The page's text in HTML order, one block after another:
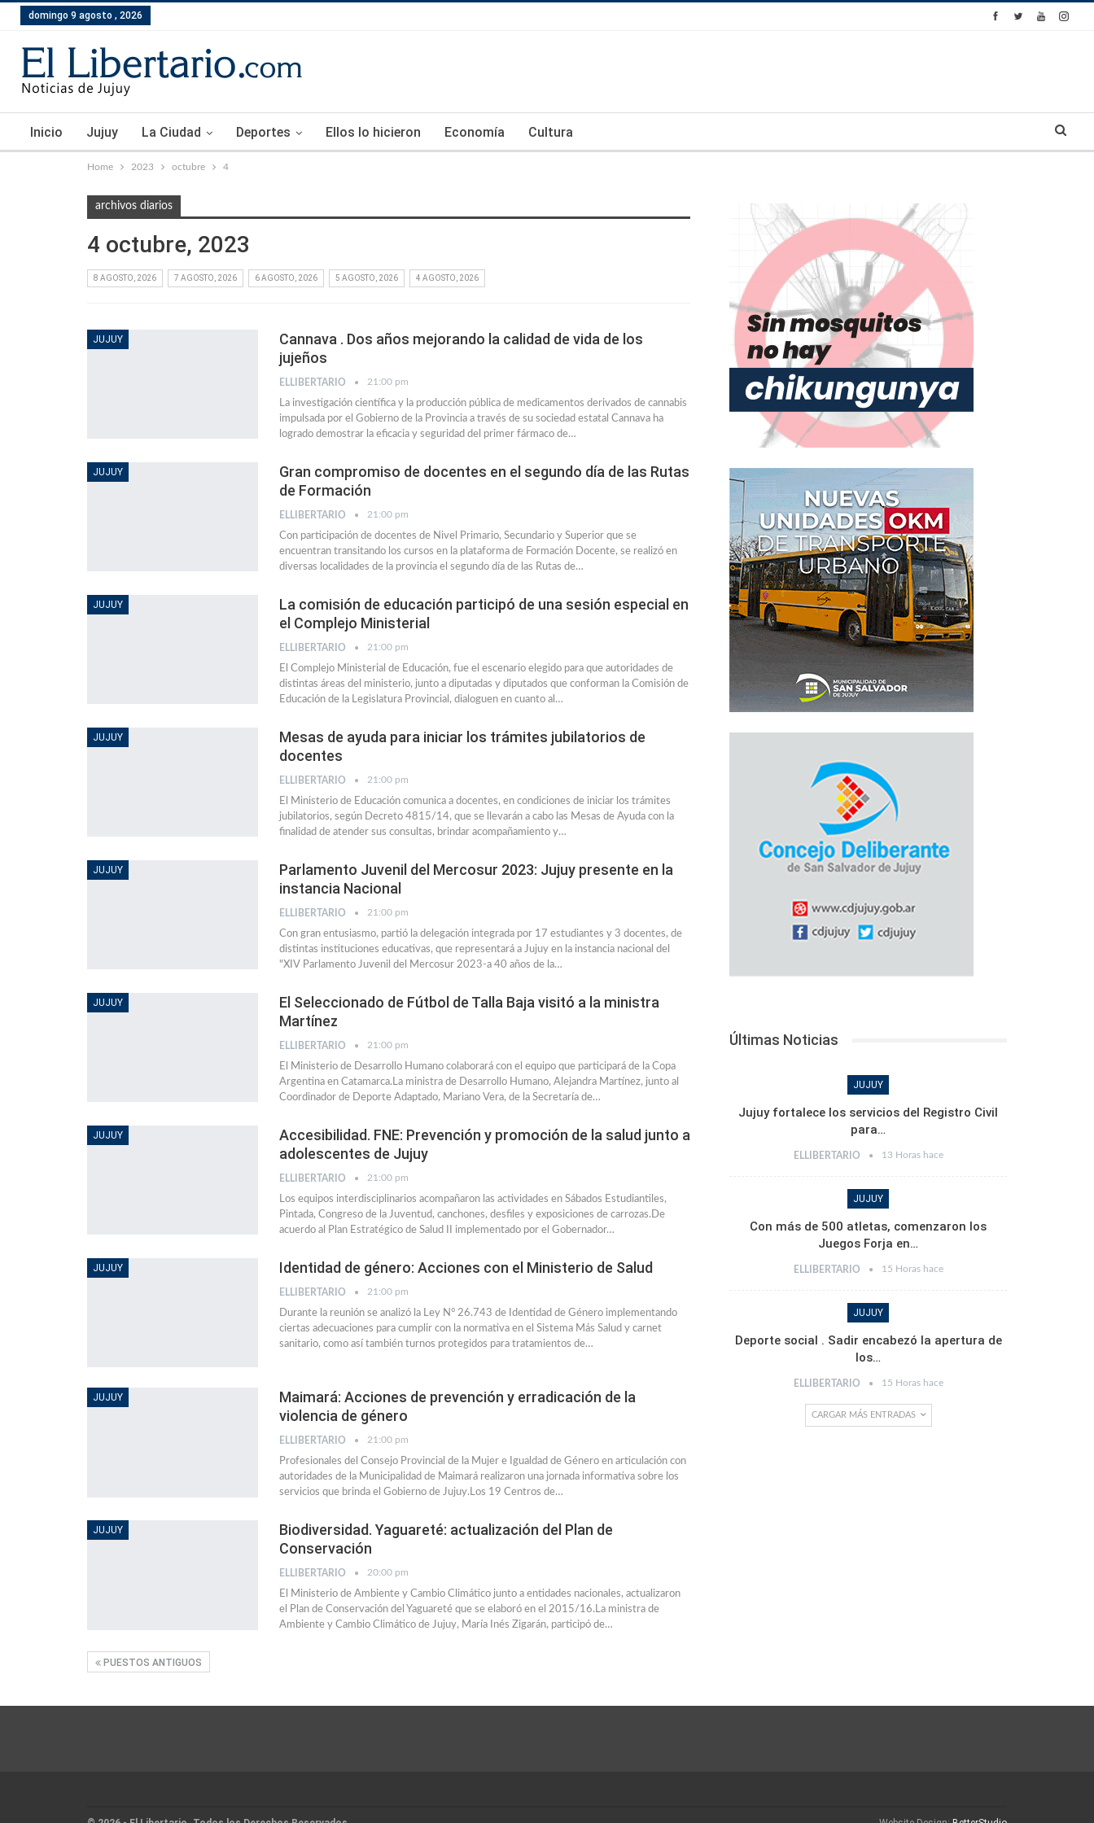
domingo 9 agosto , 2026
Inicio Jujuy La Ciudad Deportes Ellos lo hicieron Economía Cultura
Home 2023 octubre 4
archivos diarios
4 octubre, 2023
8 AGOSTO, 2026 7 AGOSTO, 2026 6 AGOSTO, 2026 5 AGOSTO, 2026 4 AGOSTO, 2026
JUJUY
Cannava . Dos años mejorando la calidad de vida de los
jujeños
ELLIBERTARIO 21:00 pm
La investigación científica y la producción pública de medicamentos derivados de cannabis
impulsada por el Gobierno de la Provincia a través de su sociedad estatal Cannava ha
logrado demostrar la eficacia y seguridad del primer fármaco de…
JUJUY
Gran compromiso de docentes en el segundo día de las Rutas
de Formación
ELLIBERTARIO 21:00 pm
Con participación de docentes de Nivel Primario, Secundario y Superior que se
encuentran transitando los cursos en la plataforma de Formación Docente, se realizó en
diversas localidades de la provincia el segundo día de las Rutas de…
JUJUY
La comisión de educación participó de una sesión especial en
el Complejo Ministerial
ELLIBERTARIO 21:00 pm
El Complejo Ministerial de Educación, fue el escenario elegido para que autoridades de
distintas áreas del ministerio, junto a diputadas y diputados que conforman la Comisión de
Educación de la Legislatura Provincial, dialoguen en cuanto al…
JUJUY
Mesas de ayuda para iniciar los trámites jubilatorios de
docentes
ELLIBERTARIO 21:00 pm
El Ministerio de Educación comunica a docentes, en condiciones de iniciar los trámites
jubilatorios, según Decreto 4815/14, que se llevarán a cabo las Mesas de Ayuda con la
finalidad de atender sus consultas, brindar acompañamiento y…
JUJUY
Parlamento Juvenil del Mercosur 2023: Jujuy presente en la
instancia Nacional
ELLIBERTARIO 21:00 pm
Con gran entusiasmo, partió la delegación integrada por 17 estudiantes y 3 docentes, de
distintas instituciones educativas, que representará a Jujuy en la instancia nacional del
"XIV Parlamento Juvenil del Mercosur 2023-a 40 años de la…
JUJUY
El Seleccionado de Fútbol de Talla Baja visitó a la ministra
Martínez
ELLIBERTARIO 21:00 pm
El Ministerio de Desarrollo Humano colaborará con el equipo que participará de la Copa
Argentina en Catamarca.La ministra de Desarrollo Humano, Alejandra Martínez, junto al
Coordinador de Deporte Adaptado, Mariano Vera, de la Secretaría de…
JUJUY
Accesibilidad. FNE: Prevención y promoción de la salud junto a
adolescentes de Jujuy
ELLIBERTARIO 21:00 pm
Los equipos interdisciplinarios acompañaron las actividades en Sábados Estudiantiles,
Pintada, Congreso de la Juventud, canchones, desfiles y exposiciones de carrozas.De
acuerdo al Plan Estratégico de Salud II implementado por el Gobernador…
JUJUY Identidad de género: Acciones con el Ministerio de Salud
ELLIBERTARIO 21:00 pm
Durante la reunión se analizó la Ley N° 26.743 de Identidad de Género implementando
ciertas adecuaciones para cumplir con la normativa en el Sistema Más Salud y carnet
sanitario, como así también turnos protegidos para tratamientos de…
JUJUY
Maimará: Acciones de prevención y erradicación de la
violencia de género
ELLIBERTARIO 21:00 pm
Profesionales del Consejo Provincial de la Mujer e Igualdad de Género en articulación con
autoridades de la Municipalidad de Maimará realizaron una jornada informativa sobre los
servicios que brinda el Gobierno de Jujuy.Los 19 Centros de…
JUJUY
Biodiversidad. Yaguareté: actualización del Plan de
Conservación
ELLIBERTARIO 20:00 pm
El Ministerio de Ambiente y Cambio Climático junto a entidades nacionales, actualizaron
el Plan de Conservación del Yaguareté que se elaboró en el 2015/16.La ministra de
Ambiente y Cambio Climático de Jujuy, María Inés Zigarán, participó de…
PUESTOS ANTIGUOS
Últimas Noticias
JUJUY
Jujuy fortalece los servicios del Registro Civil
para…
ELLIBERTARIO 13 Horas hace
JUJUY
Con más de 500 atletas, comenzaron los
Juegos Forja en…
ELLIBERTARIO 15 Horas hace
JUJUY
Deporte social . Sadir encabezó la apertura de
los…
ELLIBERTARIO 15 Horas hace
CARGAR MÁS ENTRADAS